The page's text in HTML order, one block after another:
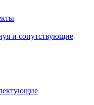
и сопутствующие